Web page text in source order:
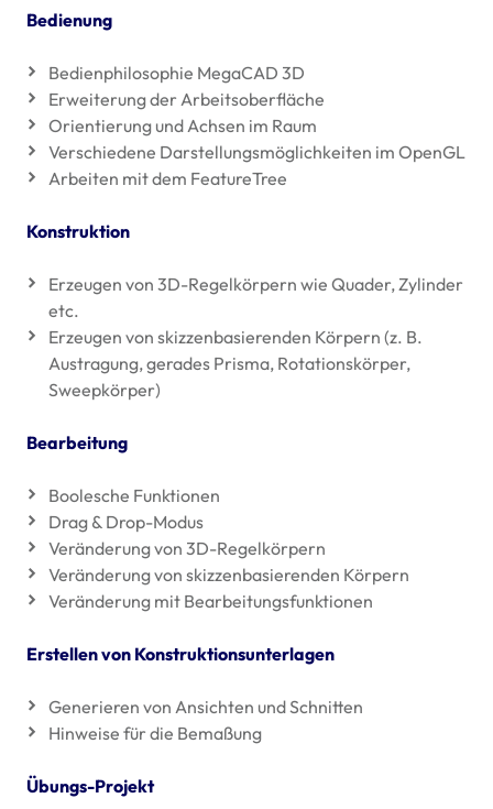
Bedienung
Bedienphilosophie MegaCAD 3D
Erweiterung der Arbeitsoberfläche
Orientierung und Achsen im Raum
Verschiedene Darstellungsmöglichkeiten im OpenGL
Arbeiten mit dem FeatureTree
Konstruktion
Erzeugen von 3D-Regelkörpern wie Quader, Zylinder
etc.
Erzeugen von skizzenbasierenden Körpern (z. B.
Austragung, gerades Prisma, Rotationskörper,
Sweepkörper)
Bearbeitung
Boolesche Funktionen
Drag & Drop-Modus
Veränderung von 3D-Regelkörpern
Veränderung von skizzenbasierenden Körpern
Veränderung mit Bearbeitungsfunktionen
Erstellen von Konstruktionsunterlagen
Generieren von Ansichten und Schnitten
Hinweise für die Bemaßung
Übungs-Projekt